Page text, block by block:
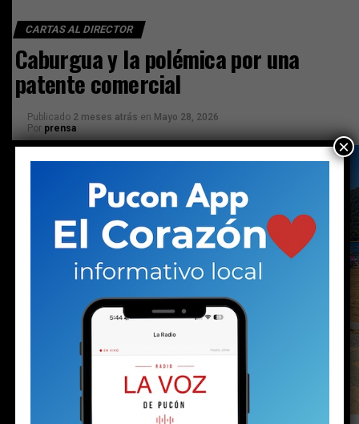
CARTAS AL DIRECTOR
Caburgua y la polémica por una
patente comercial
Publicado 2 meses atrás en Mayo 28, 2026
Por prensa
×